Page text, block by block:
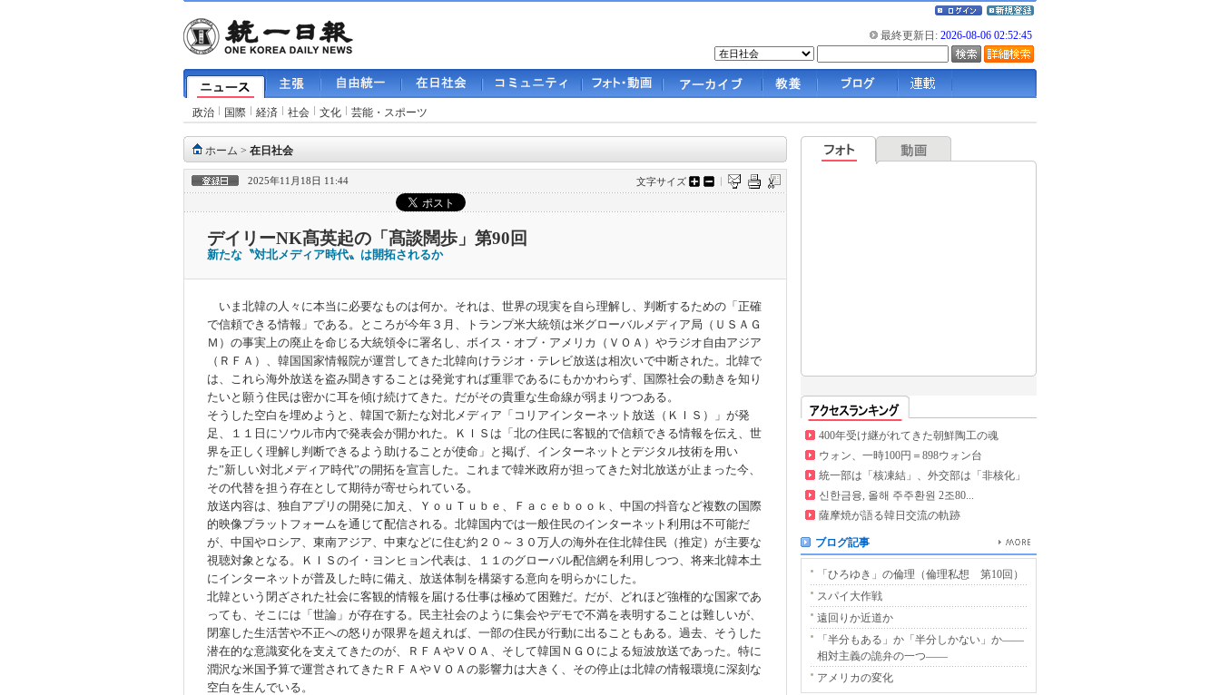
最終更新日: 2026-08-06 02:52:45
政治 国際 経済 社会 文化 芸能・スポーツ
ホーム > 在日社会
2025年11月18日 11:44 文字サイズ
デイリーNK髙英起の「髙談闊歩」第90回
新たな〝対北メディア時代〟は開拓されるか
いま北韓の人々に本当に必要なものは何か。それは、世界の現実を自ら理解し、判断するための「正確
で信頼できる情報」である。ところが今年３月、トランプ米大統領は米グローバルメディア局（ＵＳＡＧ
Ｍ）の事実上の廃止を命じる大統領令に署名し、ボイス・オブ・アメリカ（ＶＯＡ）やラジオ自由アジア
（ＲＦＡ）、韓国国家情報院が運営してきた北韓向けラジオ・テレビ放送は相次いで中断された。北韓で
は、これら海外放送を盗み聞きすることは発覚すれば重罪であるにもかかわらず、国際社会の動きを知り
たいと願う住民は密かに耳を傾け続けてきた。だがその貴重な生命線が弱まりつつある。
そうした空白を埋めようと、韓国で新たな対北メディア「コリアインターネット放送（ＫＩＳ）」が発
足、１１日にソウル市内で発表会が開かれた。ＫＩＳは「北の住民に客観的で信頼できる情報を伝え、世
界を正しく理解し判断できるよう助けることが使命」と掲げ、インターネットとデジタル技術を用い
た”新しい対北メディア時代”の開拓を宣言した。これまで韓米政府が担ってきた対北放送が止まった今、
その代替を担う存在として期待が寄せられている。
放送内容は、独自アプリの開発に加え、ＹｏｕＴｕｂｅ、Ｆａｃｅｂｏｏｋ、中国の抖音など複数の国際
的映像プラットフォームを通じて配信される。北韓国内では一般住民のインターネット利用は不可能だ
が、中国やロシア、東南アジア、中東などに住む約２０～３０万人の海外在住北韓住民（推定）が主要な
視聴対象となる。ＫＩＳのイ・ヨンヒョン代表は、１１のグローバル配信網を利用しつつ、将来北韓本土
にインターネットが普及した時に備え、放送体制を構築する意向を明らかにした。
北韓という閉ざされた社会に客観的情報を届ける仕事は極めて困難だ。だが、どれほど強権的な国家であ
っても、そこには「世論」が存在する。民主社会のように集会やデモで不満を表明することは難しいが、
閉塞した生活苦や不正への怒りが限界を超えれば、一部の住民が行動に出ることもある。過去、そうした
潜在的な意識変化を支えてきたのが、ＲＦＡやＶＯＡ、そして韓国ＮＧＯによる短波放送であった。特に
潤沢な米国予算で運営されてきたＲＦＡやＶＯＡの影響力は大きく、その停止は北韓の情報環境に深刻な
空白を生んでいる。
400年受け継がれてきた朝鮮陶工の魂
ウォン、一時100円＝898ウォン台
統一部は「核凍結」、外交部は「非核化」
신한금융, 올해 주주환원 2조80...
薩摩焼が語る韓日交流の軌跡
ブログ記事
「ひろゆき」の倫理（倫理私想 第10回）
スパイ大作戦
遠回りか近道か
「半分もある」か「半分しかない」か――
相対主義の詭弁の一つ――
アメリカの変化